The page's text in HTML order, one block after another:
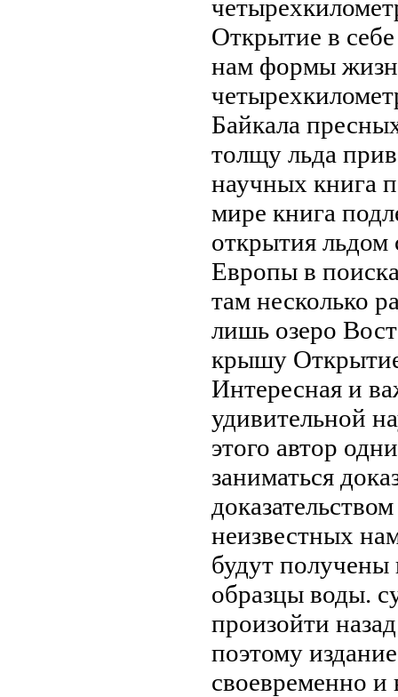
Открытие в
нам формы
Байкала
толщу льда
научных книга
мире книга
открытия
Европы в
там несколько
лишь озеро
крышу
Интересная и
удивительной
этого автор
заниматься
неизвестных
будут
образцы воды.
произойти
поэтому
своевременно